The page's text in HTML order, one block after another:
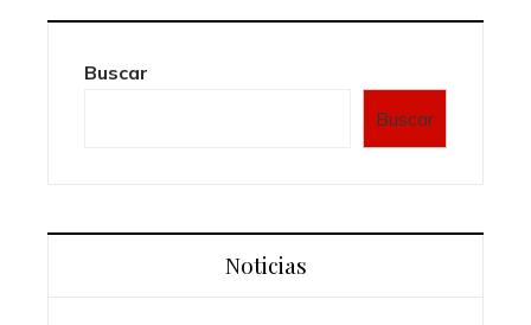
Buscar
Buscar
Noticias